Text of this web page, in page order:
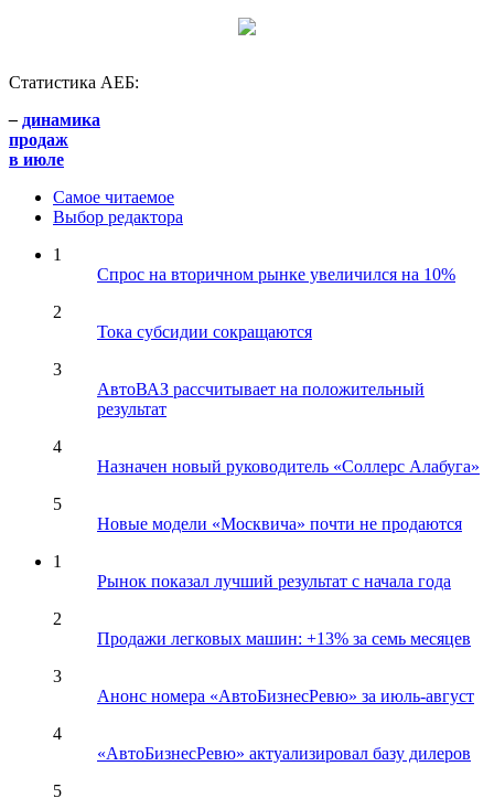
Статистика АЕБ:
– динамика
продаж
в июле
Самое читаемое
Выбор редактора
1
Спрос на вторичном рынке увеличился на 10%
2
Тока субсидии сокращаются
3
АвтоВАЗ рассчитывает на положительный
результат
4
Назначен новый руководитель «Соллерс Алабуга»
5
Новые модели «Москвича» почти не продаются
1
Рынок показал лучший результат с начала года
2
Продажи легковых машин: +13% за семь месяцев
3
Анонс номера «АвтоБизнесРевю» за июль-август
4
«АвтоБизнесРевю» актуализировал базу дилеров
5